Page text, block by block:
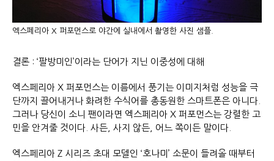
엑스페리아 X 퍼포먼스로 야간에 실내에서 촬영한 사진 샘플.
결론 : ‘팔방미인’이라는 단어가 지닌 이중성에 대해
엑스페리아 X 퍼포먼스는 이름에서 풍기는 이미지처럼 성능을 극
단까지 끌어내거나 화려한 수식어를 총동원한 스마트폰은 아니다.
그러나 당신이 소니 팬이라면 엑스페리아 X 퍼포먼스는 강렬한 고
민을 안겨줄 것이다. 사든, 사지 않든, 어느 쪽이든 말이다.
엑스페리아 Z 시리즈 초대 모델인 ‘호나미’ 소문이 들려올 때부터